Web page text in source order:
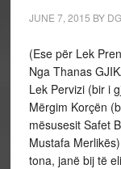
JUNE 7, 2015 BY
(Ese për Lek
Nga Thanas
Lek Pervizi (bir i
Mërgim Korçën
mësusesit Safet
Mustafa
tona, janë bij të